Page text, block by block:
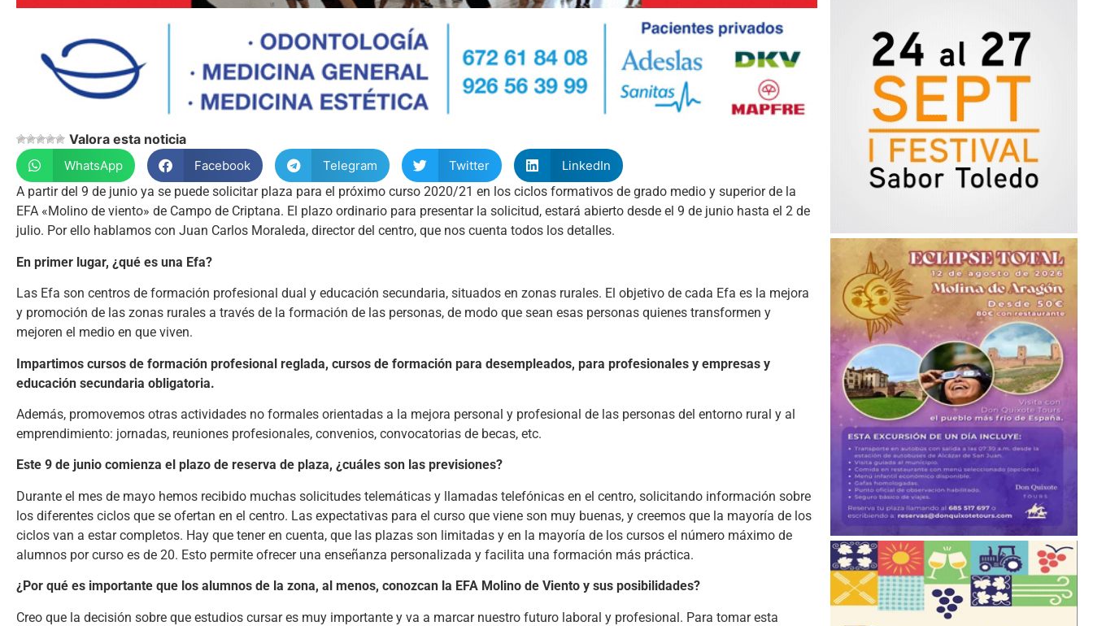
Valora esta noticia
WhatsApp Facebook Telegram Twitter
LinkedIn
A partir del 9 de junio ya se puede solicitar plaza para el próximo curso 2020/21 en los ciclos formativos de grado medio y superior de la
EFA «Molino de viento» de Campo de Criptana. El plazo ordinario para presentar la solicitud, estará abierto desde el 9 de junio hasta el 2 de
julio. Por ello hablamos con Juan Carlos Moraleda, director del centro, que nos cuenta todos los detalles.
En primer lugar, ¿qué es una Efa?
Las Efa son centros de formación profesional dual y educación secundaria, situados en zonas rurales. El objetivo de cada Efa es la mejora
y promoción de las zonas rurales a través de la formación de las personas, de modo que sean esas personas quienes transformen y
mejoren el medio en que viven.
Impartimos cursos de formación profesional reglada, cursos de formación para desempleados, para profesionales y empresas y
educación secundaria obligatoria.
Además, promovemos otras actividades no formales orientadas a la mejora personal y profesional de las personas del entorno rural y al
emprendimiento: jornadas, reuniones profesionales, convenios, convocatorias de becas, etc.
Este 9 de junio comienza el plazo de reserva de plaza, ¿cuáles son las previsiones?
Durante el mes de mayo hemos recibido muchas solicitudes telemáticas y llamadas telefónicas en el centro, solicitando información sobre
los diferentes ciclos que se ofertan en el centro. Las expectativas para el curso que viene son muy buenas, y creemos que la mayoría de los
ciclos van a estar completos. Hay que tener en cuenta, que las plazas son limitadas y en la mayoría de los cursos el número máximo de
alumnos por curso es de 20. Esto permite ofrecer una enseñanza personalizada y facilita una formación más práctica.
¿Por qué es importante que los alumnos de la zona, al menos, conozcan la EFA Molino de Viento y sus posibilidades?
Creo que la decisión sobre que estudios cursar es muy importante y va a marcar nuestro futuro laboral y profesional. Para tomar esta